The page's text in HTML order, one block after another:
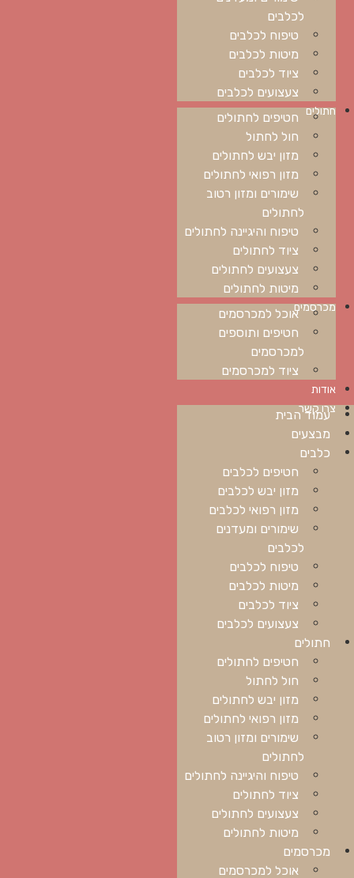
לכלבים
טיפוח לכלבים
מיטות לכלבים
ציוד לכלבים
צעצועים לכלבים
חתולים חטיפים לחתולים
חול לחתול
מזון יבש לחתולים
מזון רפואי לחתולים
שימורים ומזון רטוב
לחתולים
טיפוח והיגיינה לחתולים
ציוד לחתולים
צעצועים לחתולים
מיטות לחתולים
מכרסמיםאוכל למכרסמים
חטיפים ותוספים
למכרסמים
ציוד למכרסמים
אודות
צרו קשר
עמוד הבית
מבצעים
כלבים
חטיפים לכלבים
מזון יבש לכלבים
מזון רפואי לכלבים
שימורים ומעדנים
לכלבים
טיפוח לכלבים
מיטות לכלבים
ציוד לכלבים
צעצועים לכלבים
חתולים
חטיפים לחתולים
חול לחתול
מזון יבש לחתולים
מזון רפואי לחתולים
שימורים ומזון רטוב
לחתולים
טיפוח והיגיינה לחתולים
ציוד לחתולים
צעצועים לחתולים
מיטות לחתולים
מכרסמים
אוכל למכרסמים